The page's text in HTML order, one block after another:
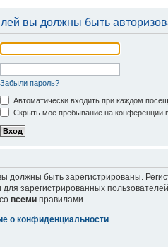
вы должны быть
Забыли пароль?
Автоматически входить при каждом
Скрыть моё пребывание на конференции
должны быть зарегистрированы.
зарегистрированных
всеми правилами.
о конфиденциальности